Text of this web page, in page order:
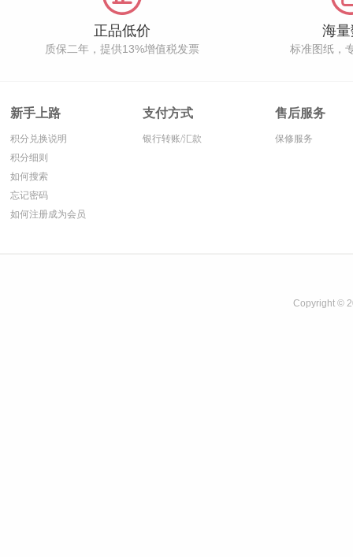
正品低价
质保二年，提供13%增值税发票
海
标准图纸，
新手上路
积分兑换说明
积分细则
如何搜索
忘记密码
如何注册成为会员
支付方式
银行转账/汇款
售后服务
保修服务
Copyright ©